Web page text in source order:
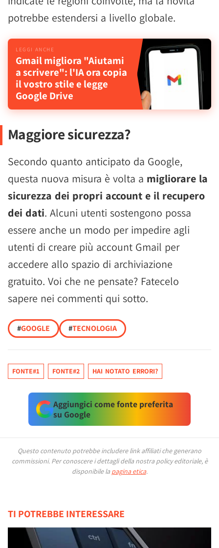
potrebbe estendersi a livello globale.
Gmail migliora "Aiutami
a scrivere": l'IA ora copia
il vostro stile e legge
Google Drive
Maggiore sicurezza?
Secondo quanto anticipato da Google,
questa nuova misura è volta a migliorare la
sicurezza dei propri account e il recupero
dei dati. Alcuni utenti sostengono possa
essere anche un modo per impedire agli
utenti di creare più account Gmail per
accedere allo spazio di archiviazione
gratuito. Voi che ne pensate? Fatecelo
sapere nei commenti qui sotto.
#GOOGLE #TECNOLOGIA
FONTE#1 FONTE#2 HAI NOTATO ERRORI?
Aggiungici come fonte preferita
su Google
Questo contenuto potrebbe includere link affiliati che generano
commissioni. Per conoscere i dettagli della nostra policy editoriale, è
disponibile la pagina etica.
TI POTREBBE INTERESSARE